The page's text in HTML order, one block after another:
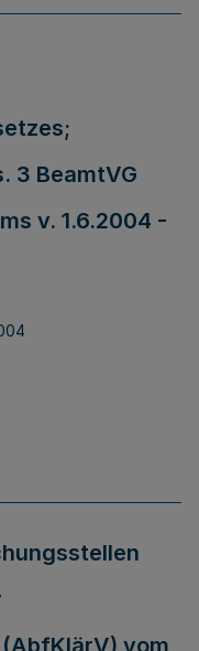
3 BeamtVG
v. 1.6.2004 -
vom